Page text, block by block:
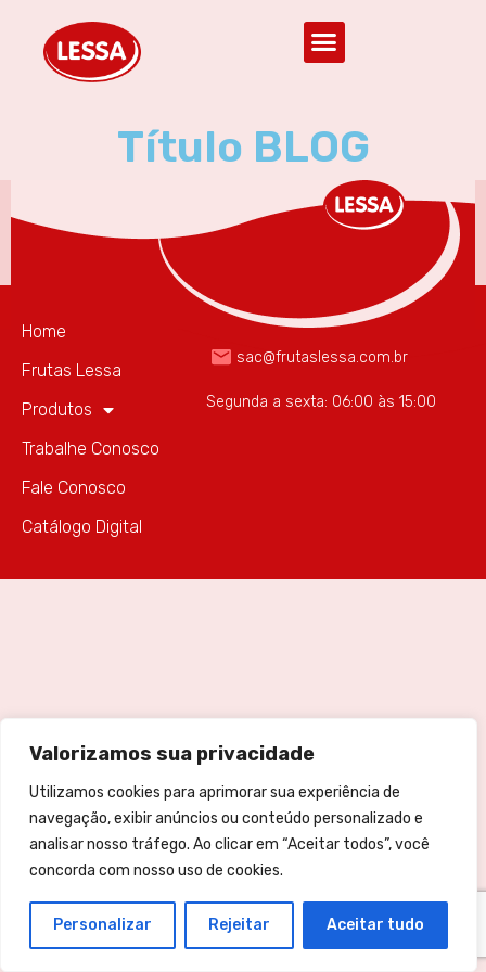
Valorizamos sua privacidade
Utilizamos cookies para aprimorar sua experiência de
navegação, exibir anúncios ou conteúdo personalizado e
analisar nosso tráfego. Ao clicar em “Aceitar todos”, você
concorda com nosso uso de cookies.
Personalizar Rejeitar Aceitar tudo
Título BLOG
Home
Frutas Lessa
Produtos
Trabalhe Conosco
Fale Conosco
Catálogo Digital
(85) 3297.2946
sac@frutaslessa.com.br
Segunda a sexta: 06:00 às 15:00